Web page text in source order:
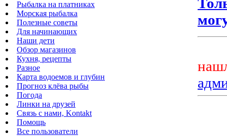
Рыбалка на платниках
Морская рыбалка
Полезные советы
Для начинающих
Наши дети
Обзор магазинов
Кухня, рецепты
Разное
Карта водоемов и глубин
Прогноз клёва рыбы
Погода
Линки на друзей
Связь с нами, Kontakt
Помощь
Все пользователи